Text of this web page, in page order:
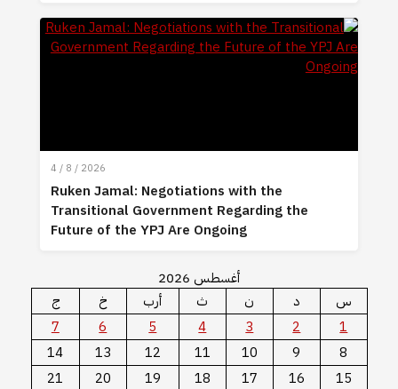
4 / 8 / 2026
Ruken Jamal: Negotiations with the
Transitional Government Regarding the
Future of the YPJ Are Ongoing
أغسطس 2026
س
د ن ث أرب خ
ج
1
2
3
4
5
6
7
8
9
10
11
12
13
14
15
16
17
18
19
20
21